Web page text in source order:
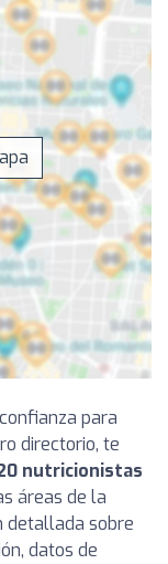
para
directorio, te
nutricionistas
áreas de la
detallada sobre
datos de